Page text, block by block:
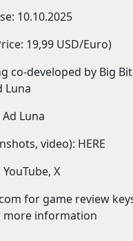
10.10.2025
19,99 USD/Euro)
co-developed by Big
Luna
Luna
video): HERE
X
for game review
information